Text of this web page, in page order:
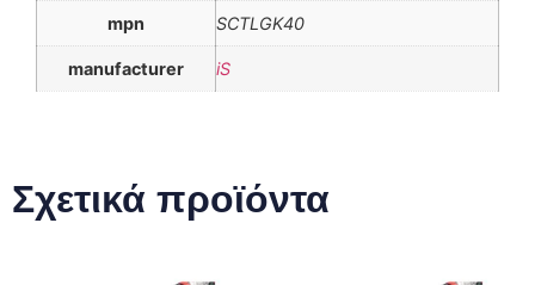
mpn SCTLGK40
manufacturer iS
Σχετικά προϊόντα